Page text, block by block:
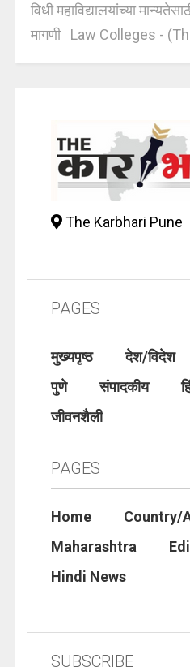
विधी महाविद्यालयांच्या
मागणी Law Colleges -
The Karbhari Pune
PAGES
मुख्यपृष्ठ देश/विदेश
पुणे
संपादकीय
जीवनशैली
PAGES
Home
Country/
Maharashtra
Hindi News
SUBSCRIBE